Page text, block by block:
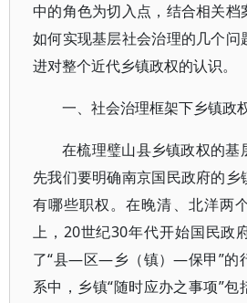
中的角色为切入点，结合相关档
如何实现基层社会治理的几个问
进对整个近代乡镇政权的认识。
一、社会治理框架下乡镇政
在梳理璧山县乡镇政权的基
先我们要明确南京国民政府的乡
有哪些职权。在晚清、北洋两
上，20世纪30年代开始国民政
了“县—区—乡（镇）—保甲”的
系中，乡镇“随时应办之事项”